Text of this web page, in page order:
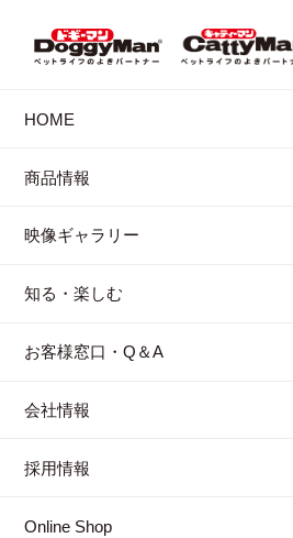
HOME
商品情報
映像ギャラリー
知る・楽しむ
お客様窓口・Q＆A
会社情報
採用情報
Online Shop